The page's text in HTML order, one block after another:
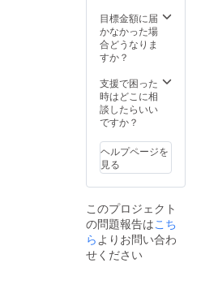
目標金額に届
かなかった場
合どうなりま
すか？
支援で困った
時はどこに相
談したらいい
ですか？
ヘルプページを
見る
このプロジェクト
の問題報告はこち
らよりお問い合わ
せください